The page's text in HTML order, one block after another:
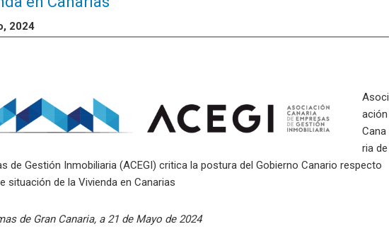
2024
Asoci
ación
Cana
ria de
de Gestión Inmobiliaria (ACEGI) critica la postura del Gobierno Canario respecto
situación de la Vivienda en Canarias
de Gran Canaria, a 21 de Mayo de 2024